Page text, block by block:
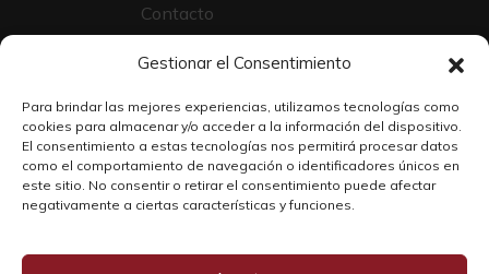
Gestionar el Consentimiento
Para brindar las mejores experiencias, utilizamos tecnologías como
cookies para almacenar y/o acceder a la información del dispositivo.
El consentimiento a estas tecnologías nos permitirá procesar datos
como el comportamiento de navegación o identificadores únicos en
este sitio. No consentir o retirar el consentimiento puede afectar
negativamente a ciertas características y funciones.
Contacto